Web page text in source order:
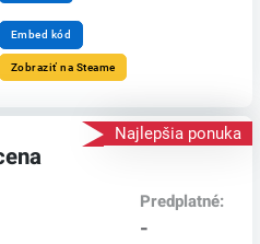
Embed kód
Zobraziť na Steame
Najlepšia ponuka
Predplatné:
-